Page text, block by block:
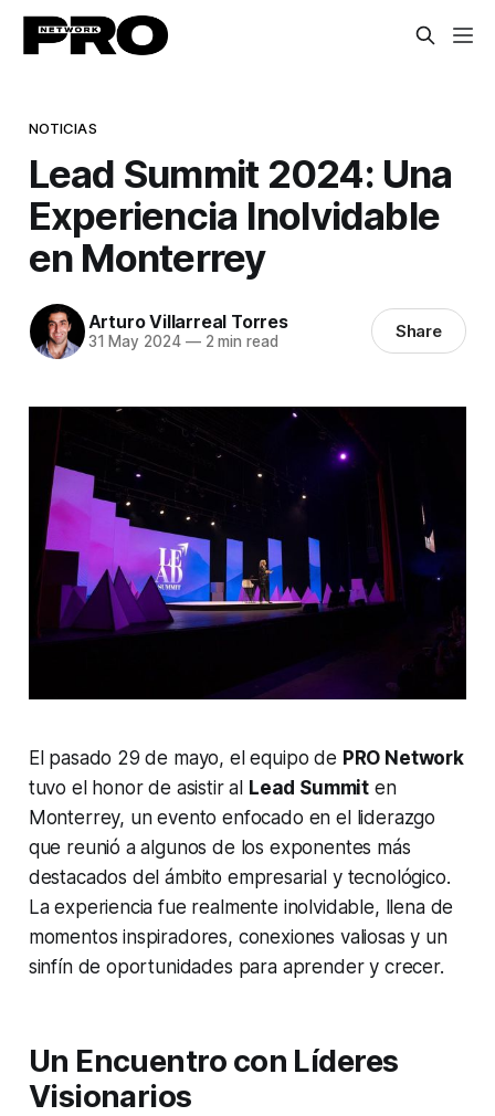
NOTICIAS
Lead Summit 2024: Una
Experiencia Inolvidable
en Monterrey
Arturo Villarreal Torres
31 May 2024 —2 min read Share
El pasado 29 de mayo, el equipo de PRO Network
tuvo el honor de asistir al Lead Summit en
Monterrey, un evento enfocado en el liderazgo
que reunió a algunos de los exponentes más
destacados del ámbito empresarial y tecnológico.
La experiencia fue realmente inolvidable, llena de
momentos inspiradores, conexiones valiosas y un
sinfín de oportunidades para aprender y crecer.
Un Encuentro con Líderes
Visionarios